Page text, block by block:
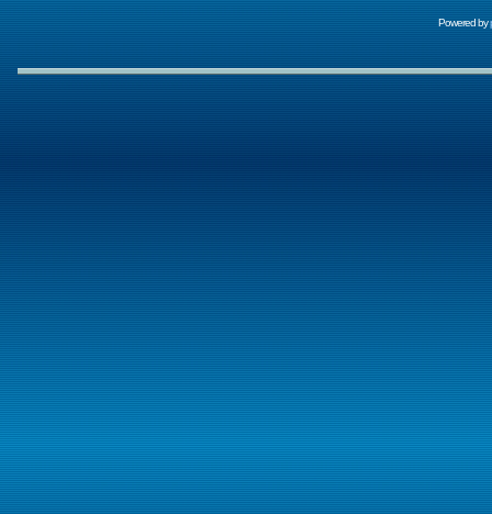
Powered by